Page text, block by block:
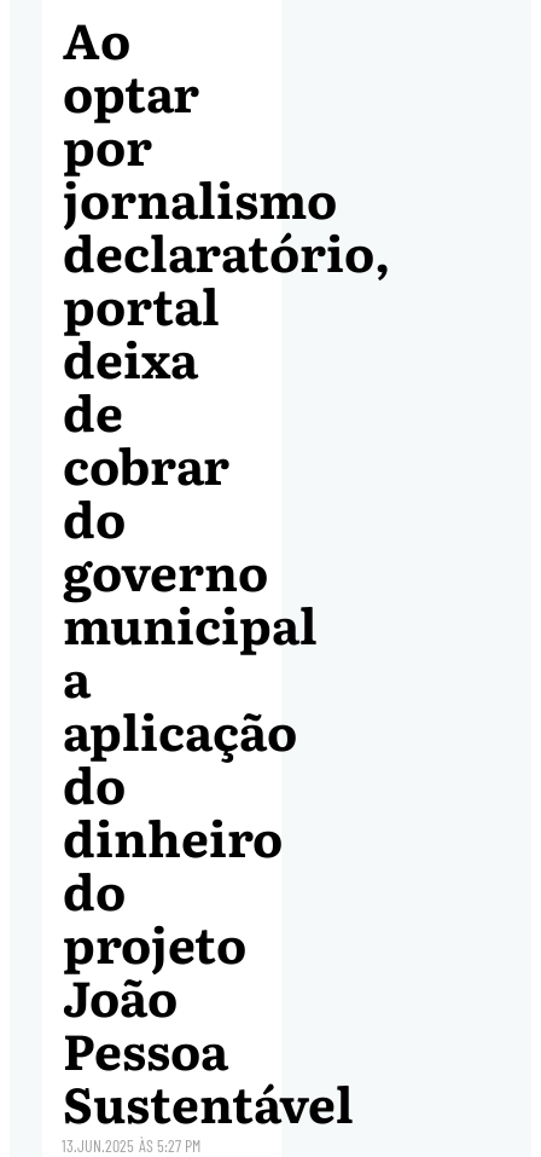
Ao
optar
por
jornalismo
declaratório,
portal
deixa
de
cobrar
do
governo
municipal
a
aplicação
do
dinheiro
do
projeto
João
Pessoa
Sustentável
13.JUN.2025 ÀS5:27 PM